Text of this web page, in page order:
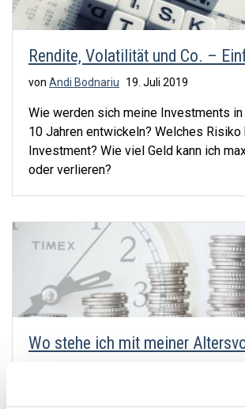
Rendite, Volatilität und Co. –
von Andi Bodnariu 19. Juli 2019
Wie werden sich meine Investments
10 Jahren entwickeln? Welches
Investment? Wie viel Geld kann ich
oder verlieren?
Wo stehe ich mit meiner
Wie steht es mit Ihrer Alters­vorsorge?